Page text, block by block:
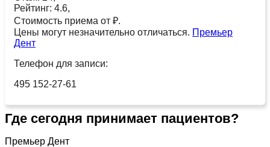
Рейтинг: 4.6,
Стоимость приема от ₽.
Цены могут незначительно отличаться. Премьер
Дент
Телефон для записи:
495 152-27-61
Где сегодня принимает пациентов?
Премьер Дент